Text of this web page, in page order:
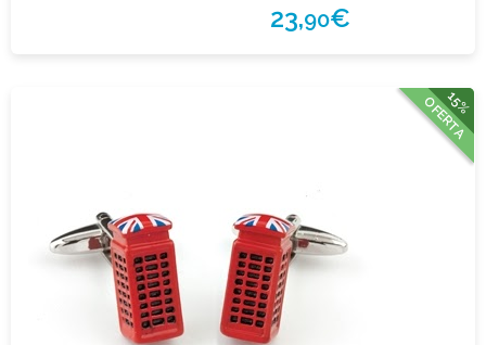
23,90€
15%
OFERTA